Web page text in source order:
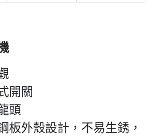
開關
頭
板外殼設計，不易生銹，